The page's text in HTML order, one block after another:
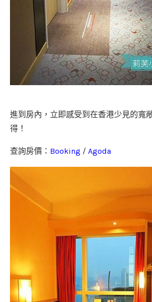
進到房內，立即感受到在香港少見的寬
得！
查詢房價： Booking / Agoda